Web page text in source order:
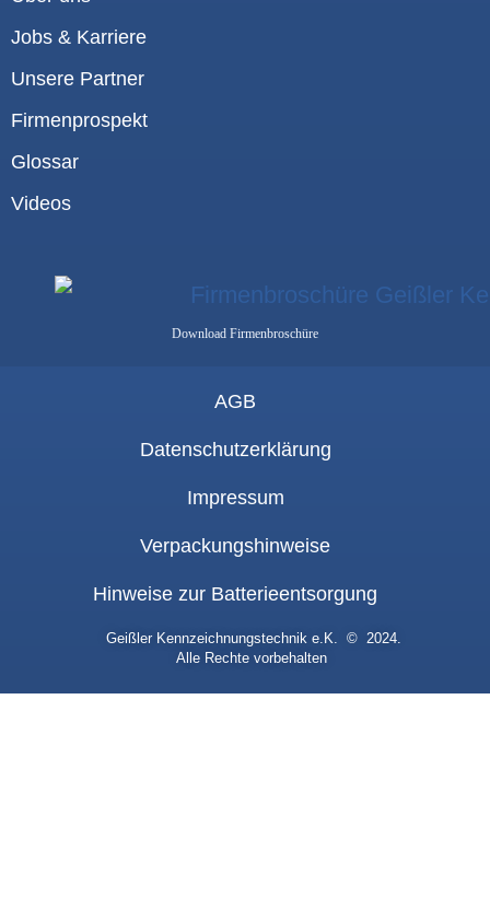
Jobs & Karriere
Unsere Partner
Firmenprospekt
Glossar
Videos
Download Firmenbroschüre
AGB
Datenschutzerklärung
Impressum
Verpackungshinweise
Hinweise zur Batterieentsorgung
Geißler Kennzeichnungstechnik e.K. © 2024.
Alle Rechte vorbehalten